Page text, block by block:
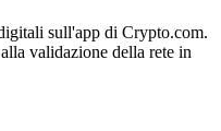
sull'app di Crypto.com.
validazione della rete in